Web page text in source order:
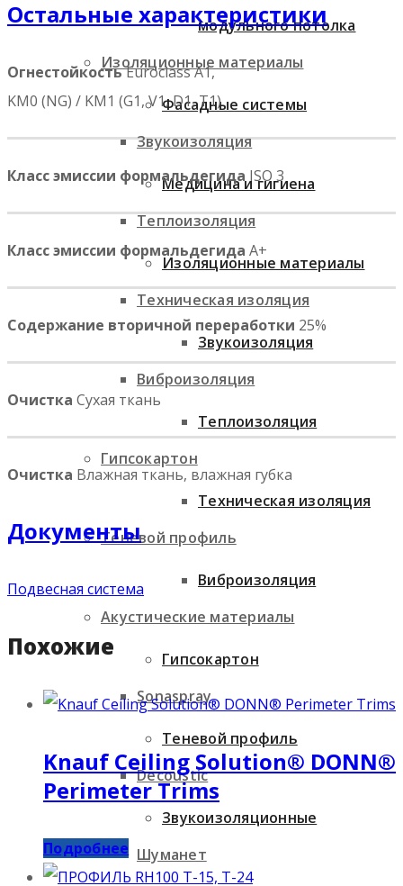
Изоляционные материалы
Звукоизоляция
Теплоизоляция
Техническая изоляция
Виброизоляция
Гипсокартон
Теневой профиль
Акустические материалы
Sonaspray
Decoustic
Шуманет
модульного потолка
Фасадные системы
Медицина и гигиена
Изоляционные материалы
Звукоизоляция
Теплоизоляция
Техническая изоляция
Виброизоляция
Гипсокартон
Теневой профиль
Звукоизоляционные
Остальные характеристики
ОгнестойкостьEuroclass A1,
KM0 (NG) / KM1 (G1, V1, D1, T1)
Класс эмиссии формальдегида ISO 3
Класс эмиссии формальдегида A+
Содержание вторичной переработки 25%
Очистка Сухая ткань
Очистка Влажная ткань, влажная губка
Документы
Подвесная система
Похожие
Knauf Ceiling Solution® DONN®
Perimeter Trims
Подробнее